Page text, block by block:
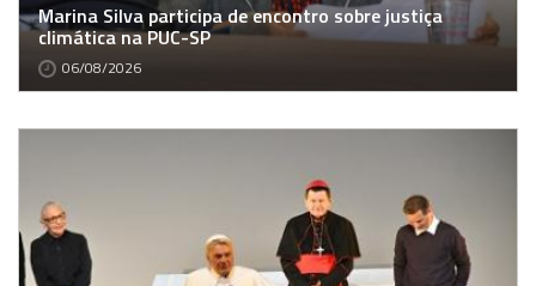
Marina Silva participa de encontro sobre justiça
climática na PUC-SP
06/08/2026